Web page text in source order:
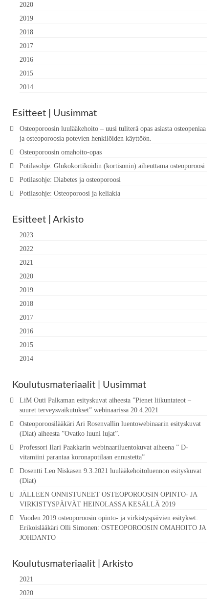
2020
2019
2018
2017
2016
2015
2014
Esitteet | Uusimmat
Osteoporoosin luulääkehoito – uusi tuliterä opas asiasta osteopeniaa
ja osteoporoosia potevien henkilöiden käyttöön.
Osteoporoosin omahoito-opas
Potilasohje: Glukokortikoidin (kortisonin) aiheuttama osteoporoosi
Potilasohje: Diabetes ja osteoporoosi
Potilasohje: Osteoporoosi ja keliakia
Esitteet | Arkisto
2023
2022
2021
2020
2019
2018
2017
2016
2015
2014
Koulutusmateriaalit | Uusimmat
LiM Outi Palkaman esityskuvat aiheesta ”Pienet liikuntateot –
suuret terveysvaikutukset” webinaarissa 20.4.2021
Osteoporoosilääkäri Ari Rosenvallin luentowebinaarin esityskuvat
(Diat) aiheesta ”Ovatko luuni lujat”.
Professori Ilari Paakkarin webinaariluentokuvat aiheena ” D-
vitamiini parantaa koronapotilaan ennustetta”
Dosentti Leo Niskasen 9.3.2021 luulääkehoitoluennon esityskuvat
(Diat)
JÄLLEEN ONNISTUNEET OSTEOPOROOSIN OPINTO- JA
VIRKISTYSPÄIVÄT HEINOLASSA KESÄLLÄ 2019
Vuoden 2019 osteoporoosin opinto- ja virkistyspäivien esitykset:
Erikoislääkäri Olli Simonen: OSTEOPOROOSIN OMAHOITO JA
JOHDANTO
Koulutusmateriaalit | Arkisto
2021
2020